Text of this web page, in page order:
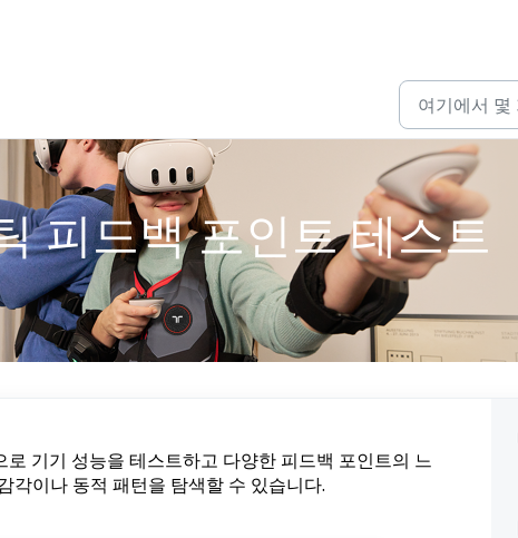
피드백 포인트 테스트
기기 성능을 테스트하고 다양한 피드백 포인트의 느
각이나 동적 패턴을 탐색할 수 있습니다.